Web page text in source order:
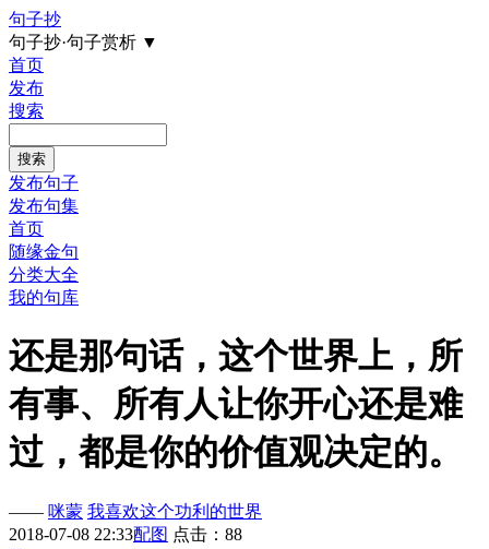
句子抄
句子抄·句子赏析 ▼
首页
发布
搜索
发布句子
发布句集
首页
随缘金句
分类大全
我的句库
还是那句话，这个世界上，所
有事、所有人让你开心还是难
过，都是你的价值观决定的。
—— 咪蒙 我喜欢这个功利的世界
2018-07-08 22:33配图 点击：88